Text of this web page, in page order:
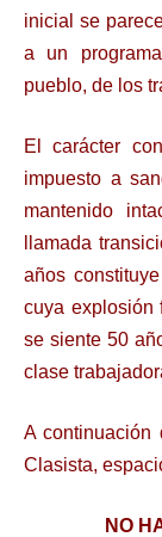
inicial se
a un
pueblo, de los
El carácter
impuesto a
mantenido
llamada
años
cuya explosión
se siente 50
clase
A continuación
Clasista,
NO